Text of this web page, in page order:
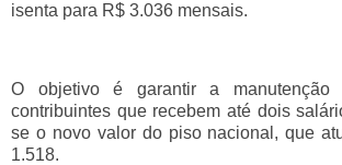
isenta para R$ 3.036 mensais.
O objetivo é garantir a manutenção
contribuintes que recebem até dois
se o novo valor do piso nacional, que
1.518.